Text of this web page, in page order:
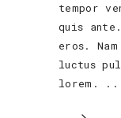
tempor
quis
eros.
luctus
lorem.